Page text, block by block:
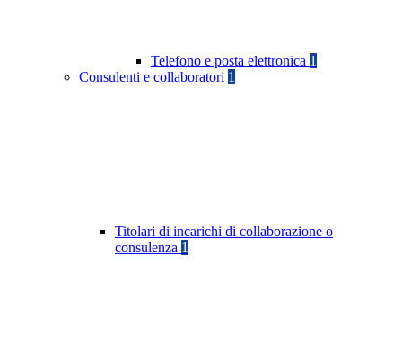
Telefono e posta elettronica 1
Consulenti e collaboratori 1
Titolari di incarichi di collaborazione o
consulenza 1